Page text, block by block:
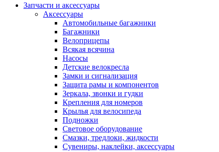
Запчасти и аксессуары
Аксессуары
Автомобильные багажники
Багажники
Велоприцепы
Всякая всячина
Насосы
Детские велокресла
Замки и сигнализация
Защита рамы и компонентов
Зеркала, звонки и гудки
Крепления для номеров
Крылья для велосипеда
Подножки
Световое оборудование
Смазки, тредлоки, жидкости
Сувениры, наклейки, аксессуары